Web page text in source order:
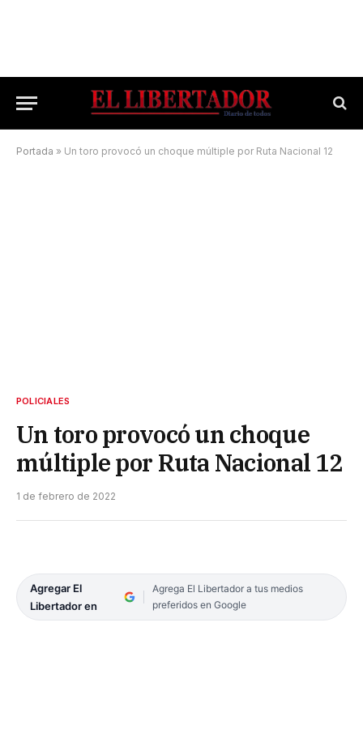
Portada » Un toro provocó un choque múltiple por Ruta Nacional 12
POLICIALES
Un toro provocó un choque
múltiple por Ruta Nacional 12
1 de febrero de 2022
Agregar El
Libertador en
Agrega El Libertador a tus medios
preferidos en Google